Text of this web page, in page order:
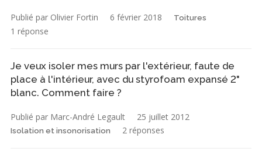
Publié par Olivier Fortin 6 février 2018 Toitures
1 réponse
Je veux isoler mes murs par l'extérieur, faute de
place à l'intérieur, avec du styrofoam expansé 2"
blanc. Comment faire ?
Publié par Marc-André Legault 25 juillet 2012
Isolation et insonorisation 2 réponses